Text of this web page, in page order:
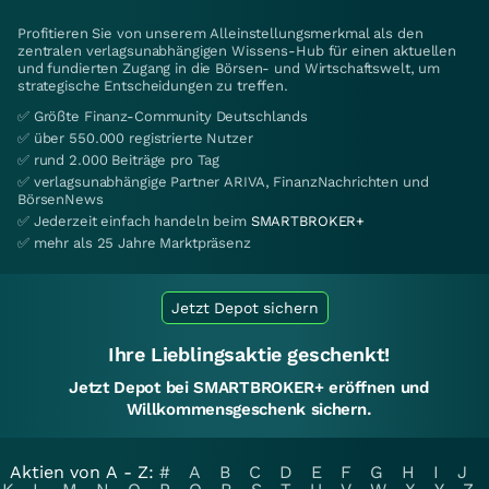
Profitieren Sie von unserem Alleinstellungsmerkmal als den
zentralen verlagsunabhängigen Wissens-Hub für einen aktuellen
und fundierten Zugang in die Börsen- und Wirtschaftswelt, um
strategische Entscheidungen zu treffen.
✅ Größte Finanz-Community Deutschlands
✅ über 550.000 registrierte Nutzer
✅ rund 2.000 Beiträge pro Tag
✅ verlagsunabhängige Partner ARIVA, FinanzNachrichten und
BörsenNews
✅ Jederzeit einfach handeln beim SMARTBROKER+
✅ mehr als 25 Jahre Marktpräsenz
Jetzt Depot sichern
Ihre Lieblingsaktie geschenkt!
Jetzt Depot bei SMARTBROKER+ eröffnen und
Willkommensgeschenk sichern.
Aktien von A - Z: # A B C D E F G H I
J